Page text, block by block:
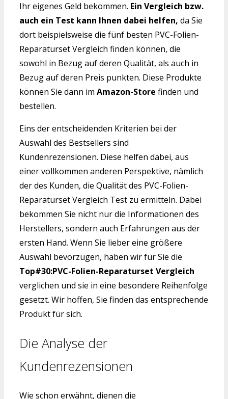
Ihr eigenes Geld bekommen. Ein Vergleich bzw.
auch ein Test kann Ihnen dabei helfen, da Sie
dort beispielsweise die fünf besten PVC-Folien-
Reparaturset Vergleich finden können, die
sowohl in Bezug auf deren Qualität, als auch in
Bezug auf deren Preis punkten. Diese Produkte
können Sie dann im Amazon-Store finden und
bestellen.
Eins der entscheidenden Kriterien bei der
Auswahl des Bestsellers sind
Kundenrezensionen. Diese helfen dabei, aus
einer vollkommen anderen Perspektive, nämlich
der des Kunden, die Qualität des PVC-Folien-
Reparaturset Vergleich Test zu ermitteln. Dabei
bekommen Sie nicht nur die Informationen des
Herstellers, sondern auch Erfahrungen aus der
ersten Hand. Wenn Sie lieber eine größere
Auswahl bevorzugen, haben wir für Sie die
Top#30:PVC-Folien-Reparaturset Vergleich
verglichen und sie in eine besondere Reihenfolge
gesetzt. Wir hoffen, Sie finden das entsprechende
Produkt für sich.
Die Analyse der
Kundenrezensionen
Wie schon erwähnt, dienen die